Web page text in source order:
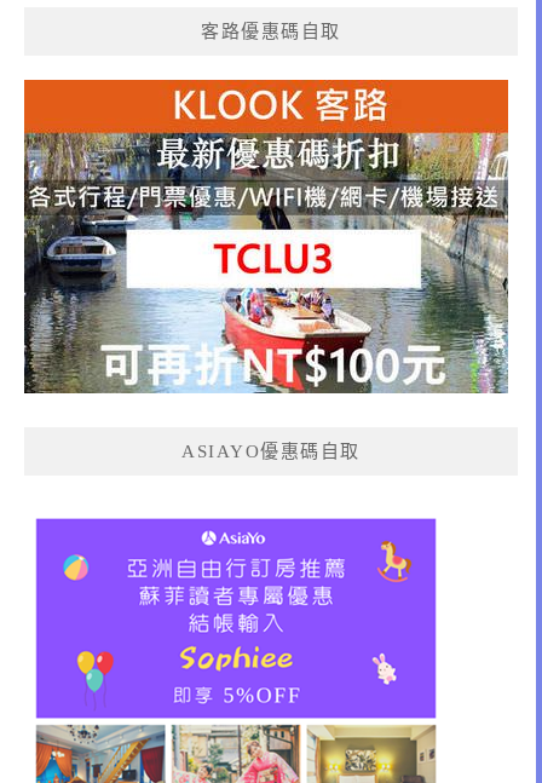
客路優惠碼自取
ASIAYO優惠碼自取